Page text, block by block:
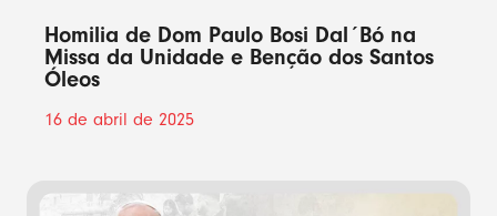
Homilia de Dom Paulo Bosi Dal´Bó na
Missa da Unidade e Benção dos Santos
Óleos
16 de abril de 2025